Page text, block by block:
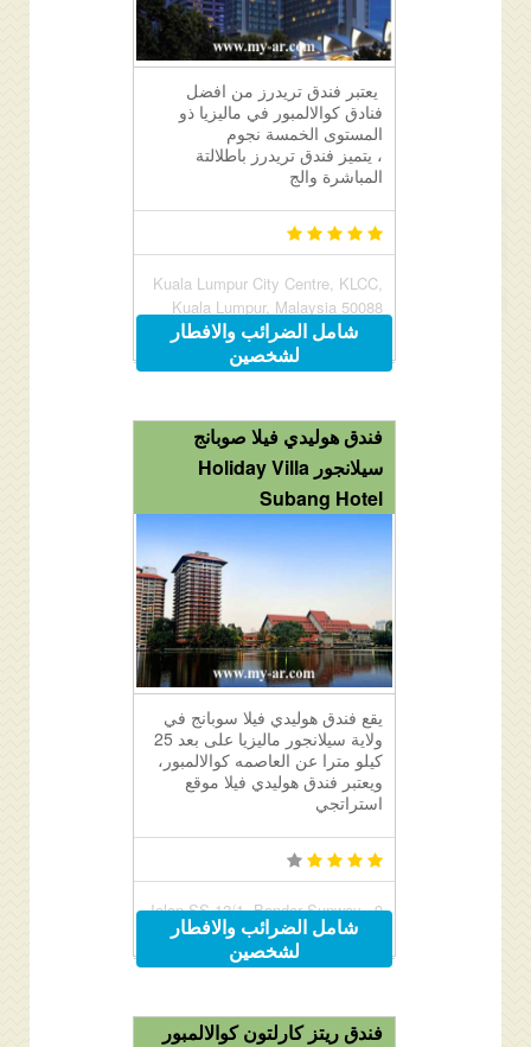
يعتبر فندق تريدرز من افضل
فنادق كوالالمبور في ماليزيا ذو
المستوى الخمسة نجوم
، يتميز فندق تريدرز باطلالتة
المباشرة والج
Kuala Lumpur City Centre, KLCC,
Kuala Lumpur, Malaysia 50088
شامل الضرائب والافطار
لشخصين
فندق هوليدي فيلا صوبانج
سيلانجور Holiday Villa
Subang Hotel
يقع فندق هوليدي فيلا سوبانج في
ولاية سيلانجور ماليزيا على بعد 25
كيلو مترا عن العاصمه كوالالمبور،
ويعتبر فندق هوليدي فيلا موقع
استراتجي
9, Jalan SS 12/1, Bandar Sunway,
Kuala Lumpur, Malaysia 47500
شامل الضرائب والافطار
لشخصين
فندق ريتز كارلتون كوالالمبور